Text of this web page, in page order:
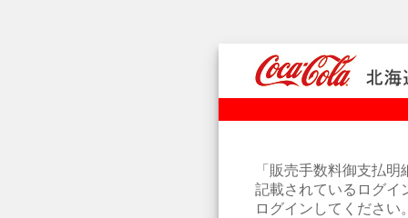
「販売手数料御支払
記載されているログイ
ログインしてください